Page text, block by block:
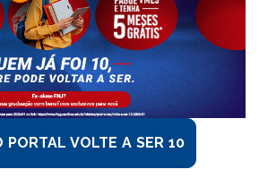
PORTAL VOLTE A SER 10